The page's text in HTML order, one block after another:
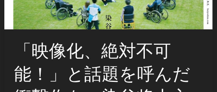
「映像化、絶対不可
能！」と話題を呼んだ